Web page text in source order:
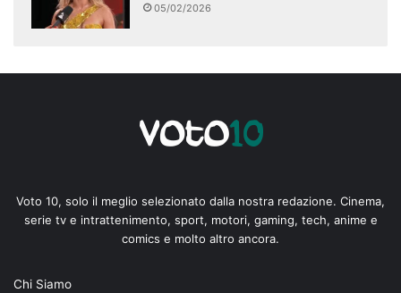
05/02/2026
Voto 10, solo il meglio selezionato dalla nostra redazione. Cinema,
serie tv e intrattenimento, sport, motori, gaming, tech, anime e
comics e molto altro ancora.
Chi Siamo